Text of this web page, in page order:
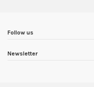
Follow us
Newsletter